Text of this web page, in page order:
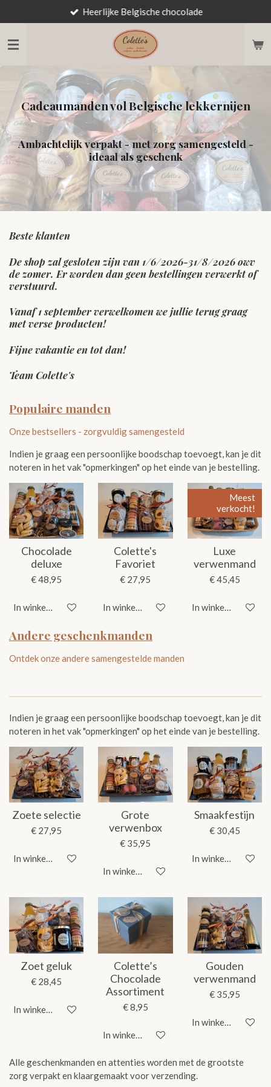
direct
naar
de
Heerlijke Belgische chocolade
Cadeaumanden vol Belgische lekkernijen
Ambachtelijk verpakt - met zorg samengesteld -
ideaal als geschenk
Beste klanten
De shop zal gesloten zijn van 1/6/2026-31/8/2026 owv
de zomer. Er worden dan geen bestellingen verwerkt of
verstuurd.
Vanaf 1 september verwelkomen we jullie terug graag
met verse producten!
Fijne vakantie en tot dan!
Team Colette's
Populaire manden
Onze bestsellers - zorgvuldig samengesteld
Indien je graag een persoonlijke boodschap toevoegt, kan je dit
noteren in het vak "opmerkingen" op het einde van je bestelling.
Chocolade
deluxe
€ 48,95
In winkelwagen
Colette's
Favoriet
€ 27,95
In winkelwagen
Meest
verkocht!
Luxe
verwenmand
€ 45,45
In winkelwagen
Andere geschenkmanden
Ontdek onze andere samengestelde manden
Indien je graag een persoonlijke boodschap toevoegt, kan je dit
noteren in het vak "opmerkingen" op het einde van je bestelling.
Zoete selectie
€ 27,95
In winkelwagen
Grote
verwenbox
€ 35,95
In winkelwagen
Smaakfestijn
€ 30,45
In winkelwagen
Zoet geluk
€ 28,45
In winkelwagen
Colette’s
Chocolade
Assortiment
€ 8,95
In winkelwagen
Gouden
verwenmand
€ 35,95
In winkelwagen
Alle geschenkmanden en attenties worden met de grootste
zorg verpakt en klaargemaakt voor verzending.